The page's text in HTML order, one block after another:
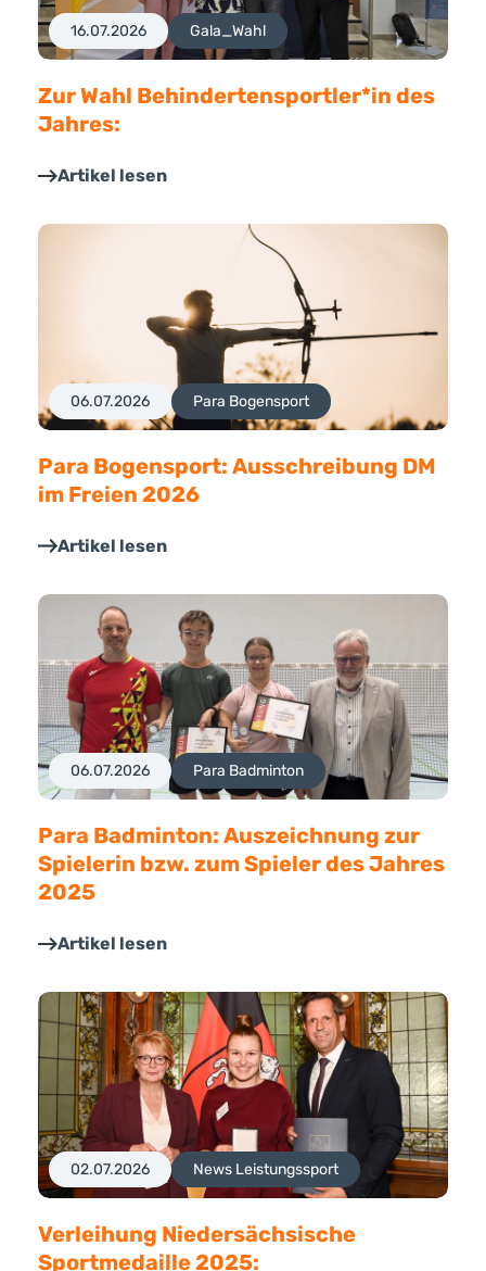
16.07.2026 Gala_Wahl
Zur Wahl Behindertensportler*in des
Jahres:
Artikel lesen
06.07.2026 Para Bogensport
Para Bogensport: Ausschreibung DM
im Freien 2026
Artikel lesen
06.07.2026 Para Badminton
Para Badminton: Auszeichnung zur
Spielerin bzw. zum Spieler des Jahres
2025
Artikel lesen
02.07.2026 News Leistungssport
Verleihung Niedersächsische
Sportmedaille 2025: